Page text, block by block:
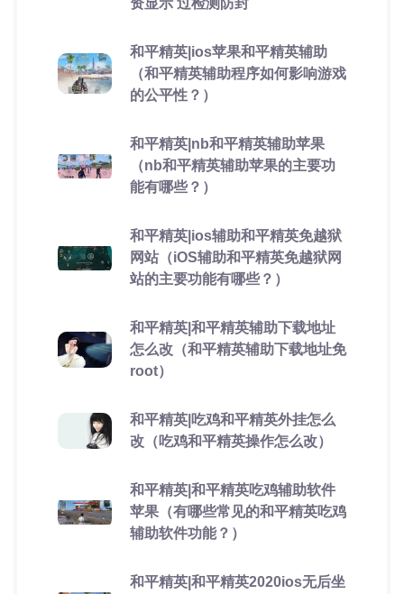
和平精英|ios苹果和平精英辅助
（和平精英辅助程序如何影响游戏
的公平性？）
和平精英|nb和平精英辅助苹果
（nb和平精英辅助苹果的主要功
能有哪些？）
和平精英|ios辅助和平精英免越狱
网站（iOS辅助和平精英免越狱网
站的主要功能有哪些？）
和平精英|和平精英辅助下载地址
怎么改（和平精英辅助下载地址免
root）
和平精英|吃鸡和平精英外挂怎么
改（吃鸡和平精英操作怎么改）
和平精英|和平精英吃鸡辅助软件
苹果（有哪些常见的和平精英吃鸡
辅助软件功能？）
和平精英|和平精英2020ios无后坐